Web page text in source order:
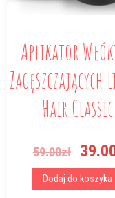
Aplikator
Zagęszczających
Hair Classic
59.00zł
cena
Dodaj do koszyka